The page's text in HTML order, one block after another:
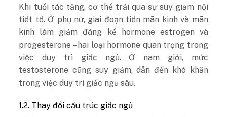
Khi tuổi tác tăng, cơ thể trải qua sự suy giảm nội
tiết tố. Ở phụ nữ, giai đoạn tiền mãn kinh và mãn
kinh làm giảm đáng kể hormone estrogen và
progesterone – hai loại hormone quan trọng trong
việc duy trì giấc ngủ. Ở nam giới, mức
testosterone cũng suy giảm, dẫn đến khó khăn
trong việc duy trì giấc ngủ sâu.
1.2. Thay đổi cấu trúc giấc ngủ